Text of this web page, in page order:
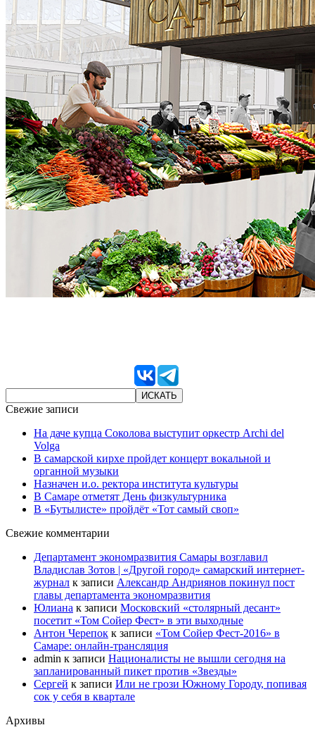
Свежие записи
На даче купца Соколова выступит оркестр Archi del
Volga
В самарской кирхе пройдет концерт вокальной и
органной музыки
Назначен и.о. ректора института культуры
В Самаре отметят День физкультурника
В «Бутылисте» пройдёт «Тот самый своп»
Свежие комментарии
Департамент экономразвития Самары возглавил
Владислав Зотов | «Другой город» самарский интернет-
журнал к записи Александр Андриянов покинул пост
главы департамента экономразвития
Юлиана к записи Московский «столярный десант»
посетит «Том Сойер Фест» в эти выходные
Антон Черепок к записи «Том Сойер Фест-2016» в
Самаре: онлайн-трансляция
admin к записи Националисты не вышли сегодня на
запланированный пикет против «Звезды»
Сергей к записи Или не грози Южному Городу, попивая
сок у себя в квартале
Архивы